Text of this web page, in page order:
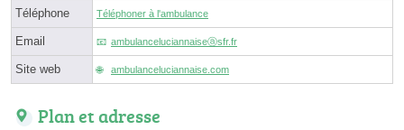
Téléphone Téléphoner à l'ambulance
Email ambulanceluciannaiseⓐsfr.fr
Site web ambulanceluciannaise.com
Plan et adresse